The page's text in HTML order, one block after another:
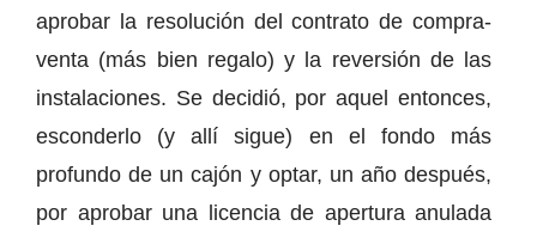
aprobar la resolución del contrato de compra-
venta (más bien regalo) y la reversión de las
instalaciones. Se decidió, por aquel entonces,
esconderlo (y allí sigue) en el fondo más
profundo de un cajón y optar, un año después,
por aprobar una licencia de apertura anulada